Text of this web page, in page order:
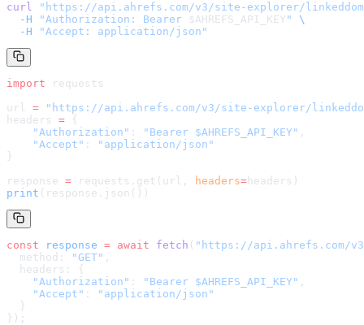
curl " https://api.ahrefs.com/v3/site-explorer/
  -H
"Authorization: Bearer $AHREFS_API_KEY "
\
  -H
"Accept: application/json"
import requests
url = " https://api.ahrefs.com/v3/site-explorer/
headers = {
    "Authorization"
: "Bearer $AHREFS_API_KEY" ,
    "Accept"
:
"application/json"
}
response = requests.get(url, headers= headers )
print (response.json())
const response = await fetch ( " https://api.ahrefs.com/
  method:
"GET" ,
  headers: {
    "Authorization"
: "Bearer $AHREFS_API_KEY" ,
    "Accept"
:
"application/json"
  }
});